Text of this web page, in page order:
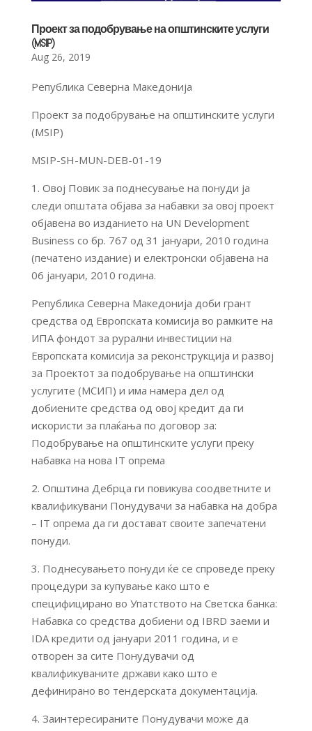
Проект за подобрување на општинските услуги
(MSIP)
Aug 26, 2019
Република Северна Македонија
Проект за подобрување на општинските услуги
(MSIP)
MSIP-SH-MUN-DEB-01-19
1. Овој Повик за поднесување на понуди ја
следи општата објава за набавки за овој проект
објавена во изданието на UN Development
Business со бр. 767 од 31 јануари, 2010 година
(печатено издание) и електронски објавена на
06 јануари, 2010 година.
Република Северна Македонија доби грант
средства од Европската комисија во рамките на
ИПА фондот за рурални инвестиции на
Европската комисија за реконструкција и развој
за Проектот за подобрување на општински
услугите (МСИП) и има намера дел од
добиените средства од овој кредит да ги
искористи за плаќања по договор за:
Подобрување на општинските услуги преку
набавка на нова IT опрема
2. Општина Дебрца ги повикува соодветните и
квалификувани Понудувачи за набавка на добра
– IT опрема да ги достават своите запечатени
понуди.
3. Поднесувањето понуди ќе се спроведе преку
процедури за купување како што е
специфицирано во Упатството на Светска банка:
Набавка со средства добиени од IBRD заеми и
IDA кредити од јануари 2011 година, и е
отворен за сите Понудувачи од
квалификуваните држави како што е
дефинирано во тендерската документација.
4. Заинтересираните Понудувачи може да